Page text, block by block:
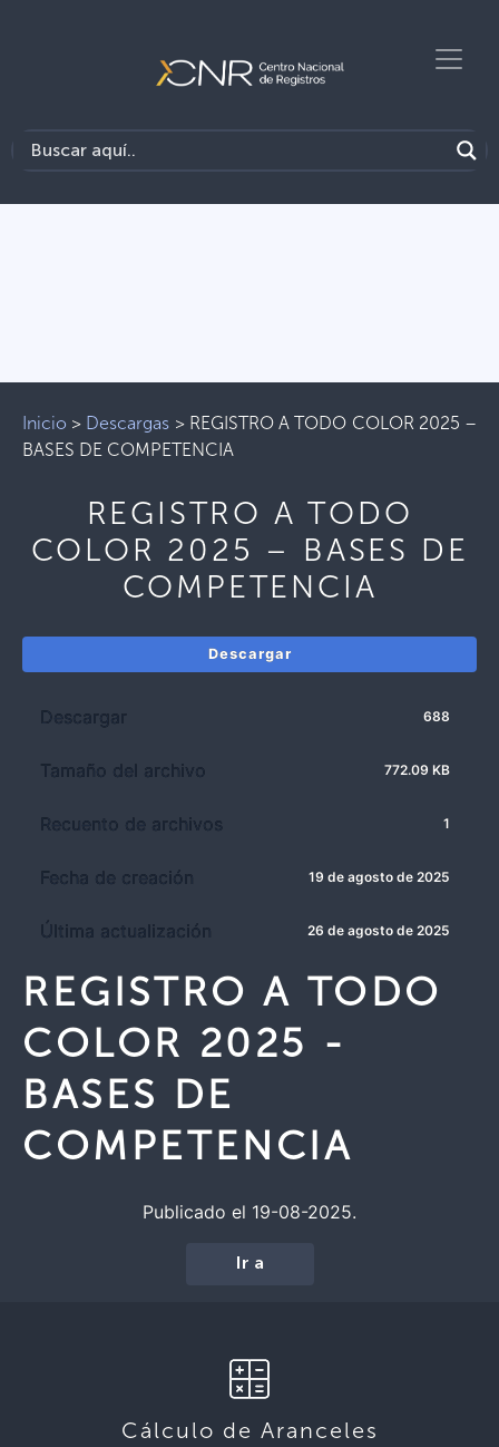
Inicio > Descargas > REGISTRO A TODO COLOR 2025 –
BASES DE COMPETENCIA
REGISTRO A TODO
COLOR 2025 – BASES DE
COMPETENCIA
Descargar
Descargar 688
Tamaño del archivo 772.09 KB
Recuento de archivos 1
Fecha de creación 19 de agosto de 2025
Última actualización 26 de agosto de 2025
REGISTRO A TODO
COLOR 2025 -
BASES DE
COMPETENCIA
Publicado el 19-08-2025.
Ir a
Cálculo de Aranceles